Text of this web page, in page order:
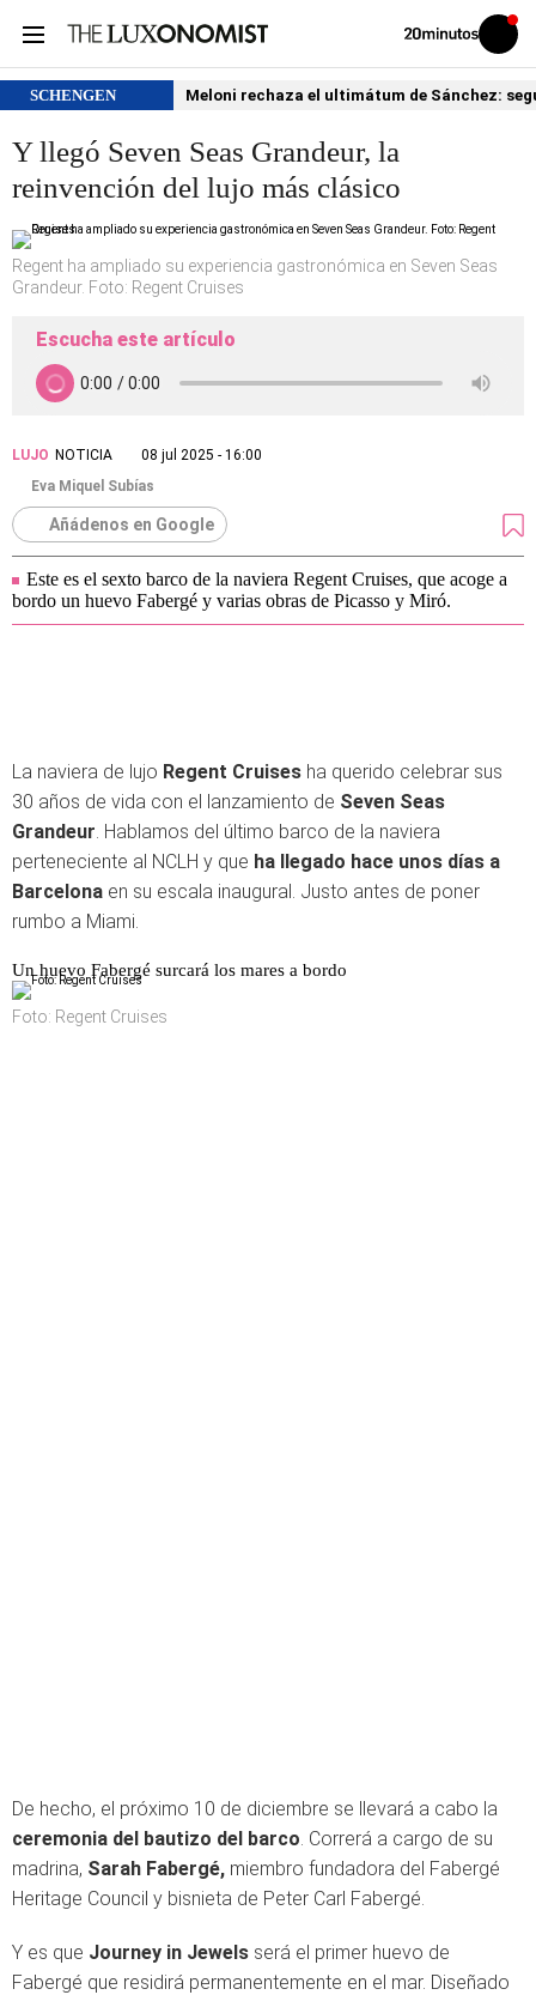
Volver
Iniciar
sesión
SCHENGEN Meloni rechaza el ultimátum de Sánchez:
Y llegó Seven Seas Grandeur, la
reinvención del lujo más clásico
Regent ha ampliado su experiencia gastronómica en Seven Seas
Grandeur. Foto: Regent Cruises
Escucha este artículo
LUJO NOTICIA
08 jul 2025 - 16:00
Eva Miquel Subías
Añádenos en Google
Este es el sexto barco de la naviera Regent Cruises, que acoge a
bordo un huevo Fabergé y varias obras de Picasso y Miró.
La naviera de lujo Regent Cruises ha querido celebrar sus
30 años de vida con el lanzamiento de Seven Seas
Grandeur. Hablamos del último barco de la naviera
perteneciente al NCLH y que ha llegado hace unos días a
Barcelona en su escala inaugural. Justo antes de poner
rumbo a Miami.
Un huevo Fabergé surcará los mares a bordo
Foto: Regent Cruises
De hecho, el próximo 10 de diciembre se llevará a cabo la
ceremonia del bautizo del barco. Correrá a cargo de su
madrina, Sarah Fabergé, miembro fundadora del Fabergé
Heritage Council y bisnieta de Peter Carl Fabergé.
Y es que Journey in Jewels será el primer huevo de
Fabergé que residirá permanentemente en el mar. Diseñado